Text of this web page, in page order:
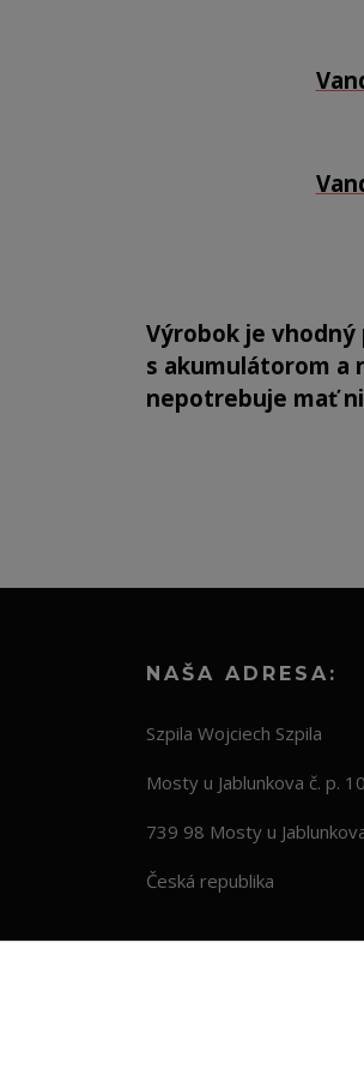
Výrobok je vhodný
s akumulátorom a
nepotrebuje mať
NAŠA ADRESA:
Szpila Wojciech Szpila
Mosty u Jablunkova č. p.
739 98 Mosty u
Česká republika